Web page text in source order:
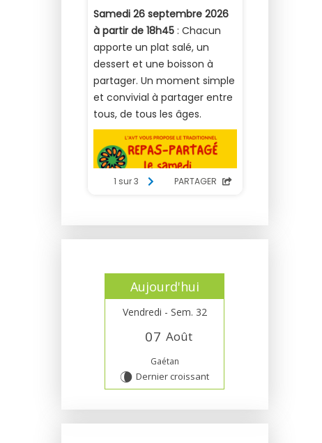
Aujourd'hui
Vendredi - Sem. 32
07 Août
Gaétan
V Dernier croissant